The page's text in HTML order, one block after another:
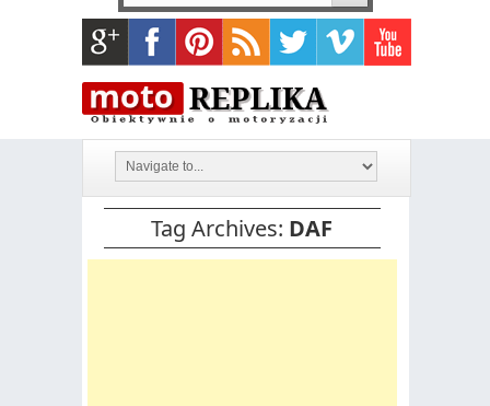
Tag Archives: DAF